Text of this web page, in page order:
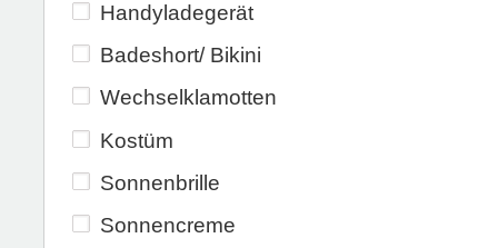
Handyladegerät
Badeshort/ Bikini
Wechselklamotten
Kostüm
Sonnenbrille
Sonnencreme